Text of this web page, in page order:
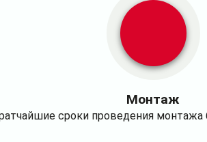
Монтаж
сроки проведения монтажа